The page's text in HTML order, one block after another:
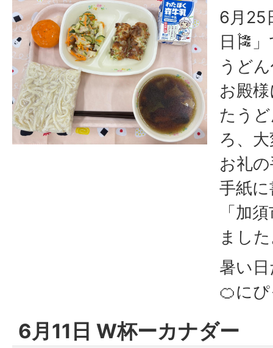
6月25
日🎏
うど
お殿
たう
ろ、
お礼
手紙
「加
まし
暑い
🍊に
6月11日 W杯ーカナダー